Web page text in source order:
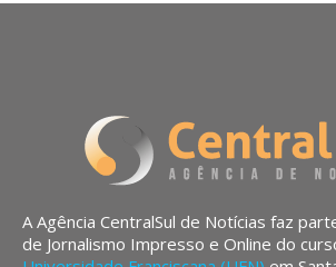
A Agência CentralSul de Notícias faz
de Jornalismo Impresso e Online do